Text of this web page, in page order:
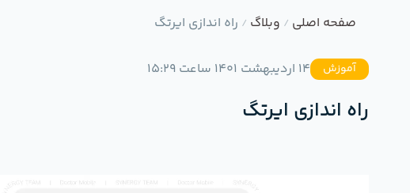
صفحه اصلی / وبلاگ / راه اندازی ایرتگ
آموزش 14 اردیبهشت 1401 ساعت 15:29
راه اندازی ایرتگ